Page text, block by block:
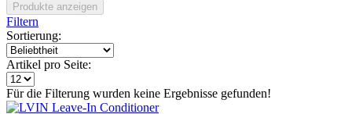
Produkte anzeigen
Filtern
Sortierung:
Artikel pro Seite:
Für die Filterung wurden keine Ergebnisse gefunden!